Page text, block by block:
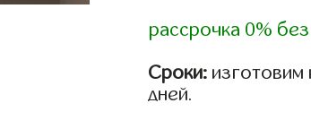
рассрочка 0%
Сроки: изготовим
дней.